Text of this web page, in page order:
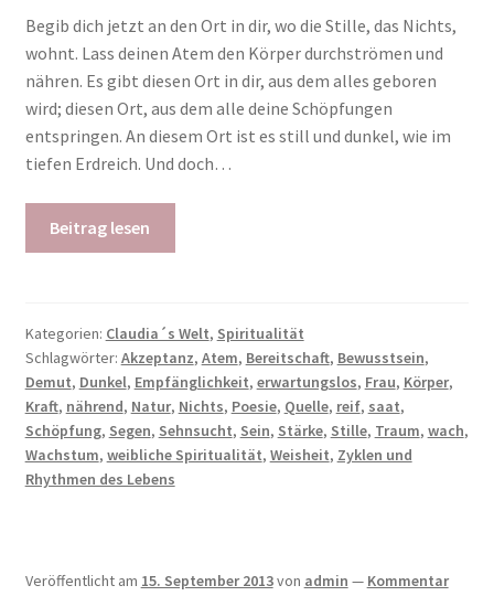
Begib dich jetzt an den Ort in dir, wo die Stille, das Nichts,
wohnt. Lass deinen Atem den Körper durchströmen und
nähren. Es gibt diesen Ort in dir, aus dem alles geboren
wird; diesen Ort, aus dem alle deine Schöpfungen
entspringen. An diesem Ort ist es still und dunkel, wie im
tiefen Erdreich. Und doch…
Beitrag lesen
Kategorien: Claudia´s Welt, Spiritualität
Schlagwörter: Akzeptanz, Atem, Bereitschaft, Bewusstsein,
Demut, Dunkel, Empfänglichkeit, erwartungslos, Frau, Körper,
Kraft, nährend, Natur, Nichts, Poesie, Quelle, reif, saat,
Schöpfung, Segen, Sehnsucht, Sein, Stärke, Stille, Traum, wach,
Wachstum, weibliche Spiritualität, Weisheit, Zyklen und
Rhythmen des Lebens
Veröffentlicht am 15. September 2013von admin — Kommentar